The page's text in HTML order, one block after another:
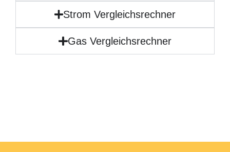
Strom Vergleichsrechner
Gas Vergleichsrechner